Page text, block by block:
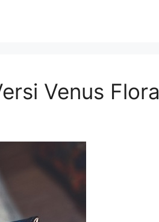
Venus Flora